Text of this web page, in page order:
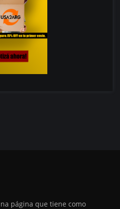
página que tiene como